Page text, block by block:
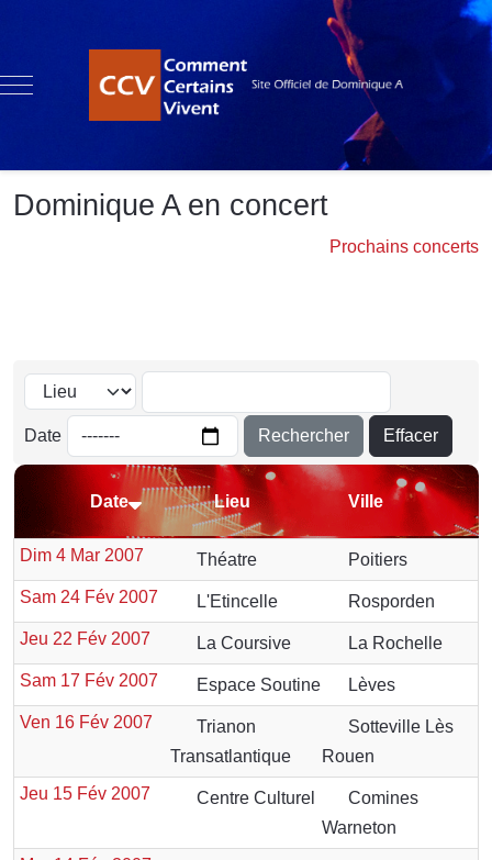
Mobile Menu Toggle
Dominique A en concert
Prochains concerts
Date Rechercher Effacer
Date Lieu Ville
Dim 4 Mar 2007 Théatre
Poitiers
Sam 24 Fév 2007
L'Etincelle
Rosporden
Jeu 22 Fév 2007
La Coursive
La Rochelle
Sam 17 Fév 2007
Espace Soutine
Lèves
Ven 16 Fév 2007
Trianon
Transatlantique
Sotteville Lès
Rouen
Jeu 15 Fév 2007
Centre Culturel
Comines
Warneton